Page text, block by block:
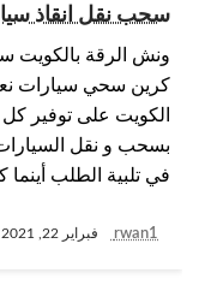
سحب نقل انقاذ
ونش الرقة بالكويت
كرين سحي سيارات
الكويت على توفير
بسحب و نقل
في تلبية الطلب
rwan1 فبراير 22, 2021